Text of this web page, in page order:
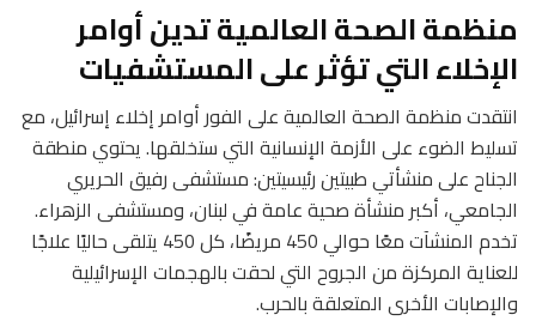
منظمة الصحة العالمية تدين أوامر
الإخلاء التي تؤثر على المستشفيات
انتقدت منظمة الصحة العالمية على الفور أوامر إخلاء إسرائيل، مع
تسليط الضوء على الأزمة الإنسانية التي ستخلقها. يحتوي منطقة
الجناح على منشأتي طبيتين رئيسيتين: مستشفى رفيق الحريري
الجامعي، أكبر منشأة صحية عامة في لبنان، ومستشفى الزهراء.
تخدم المنشآت معًا حوالي 450 مريضًا، كل 450 يتلقى حاليًا علاجًا
للعناية المركزة من الجروح التي لحقت بالهجمات الإسرائيلية
والإصابات الأخرى المتعلقة بالحرب.